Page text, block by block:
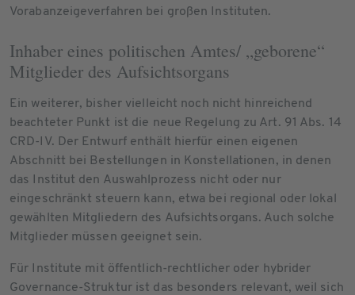
Vorabanzeigeverfahren bei großen Instituten.
Inhaber eines politischen Amtes/ „geborene“
Mitglieder des Aufsichtsorgans
Ein weiterer, bisher vielleicht noch nicht hinreichend
beachteter Punkt ist die neue Regelung zu Art. 91 Abs. 14
CRD-IV. Der Entwurf enthält hierfür einen eigenen
Abschnitt bei Bestellungen in Konstellationen, in denen
das Institut den Auswahlprozess nicht oder nur
eingeschränkt steuern kann, etwa bei regional oder lokal
gewählten Mitgliedern des Aufsichtsorgans. Auch solche
Mitglieder müssen geeignet sein.
Für Institute mit öffentlich-rechtlicher oder hybrider
Governance-Struktur ist das besonders relevant, weil sich